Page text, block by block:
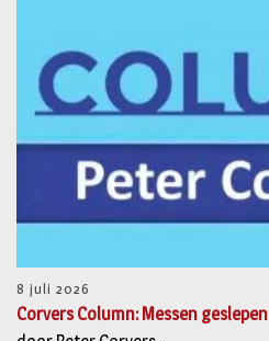
8 juli 2026
Corvers Column: Messen geslepen